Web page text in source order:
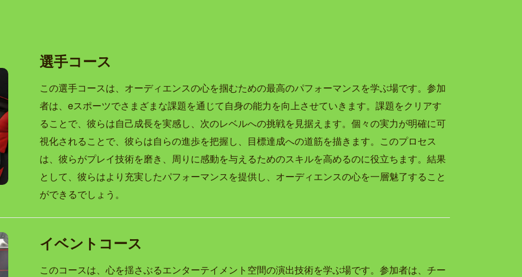
選手コース
この選手コースは、オーディエンスの心を掴むための最高のパフォーマンスを学ぶ場です。参加
者は、eスポーツでさまざまな課題を通じて自身の能力を向上させていきます。課題をクリアす
ることで、彼らは自己成長を実感し、次のレベルへの挑戦を見据えます。個々の実力が明確に可
視化されることで、彼らは自らの進歩を把握し、目標達成への道筋を描きます。このプロセス
は、彼らがプレイ技術を磨き、周りに感動を与えるためのスキルを高めるのに役立ちます。結果
として、彼らはより充実したパフォーマンスを提供し、オーディエンスの心を一層魅了すること
ができるでしょう。
イベントコース
このコースは、心を揺さぶるエンターテイメント空間の演出技術を学ぶ場です。参加者は、チー